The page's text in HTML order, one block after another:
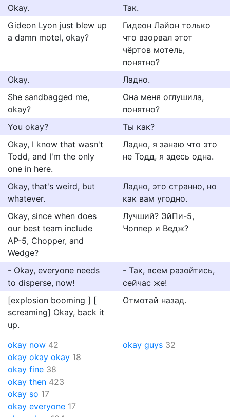
Okay.
Так.
Gideon Lyon just blew up
a damn motel, okay?
Гидеон Лайон только
что взорвал этот
чёртов мотель,
понятно?
Okay.
Ладно.
She sandbagged me,
okay?
Она меня оглушила,
понятно?
You okay?
Ты как?
Okay, I know that wasn't
Todd, and I'm the only
one in here.
Ладно, я занаю что это
не Тодд, я здесь одна.
Okay, that's weird, but
whatever.
Ладно, это странно, но
как вам угодно.
Okay, since when does
our best team include
AP-5, Chopper, and
Wedge?
Лучший? ЭйПи-5,
Чоппер и Ведж?
- Okay, everyone needs
to disperse, now!
- Так, всем разойтись,
сейчас же!
[explosion booming ] [
screaming] Okay, back it
up.
Отмотай назад.
okay now 42
okay okay okay 18
okay fine 38
okay then 423
okay so 17
okay everyone 17
okay guys 32